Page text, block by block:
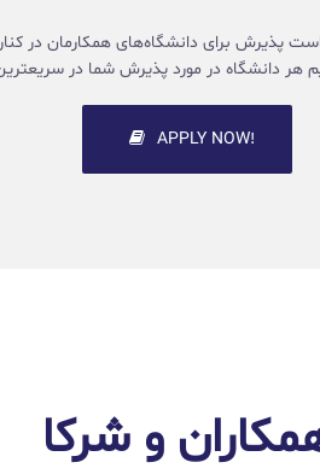
پذیرش برای دانشگاه‌های همکارمان در
هر دانشگاه در مورد پذیرش شما در
!APPLY NOW
و شرکا